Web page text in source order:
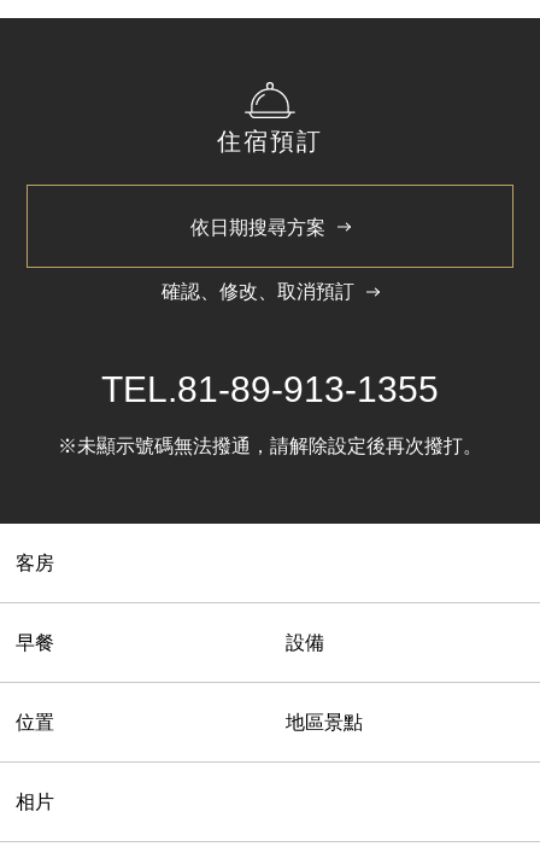
住宿預訂
依日期搜尋方案
確認、修改、取消預訂
TEL.81-89-913-1355
※未顯示號碼無法撥通，請解除設定後再次撥打。
客房
早餐 設備
位置 地區景點
相片